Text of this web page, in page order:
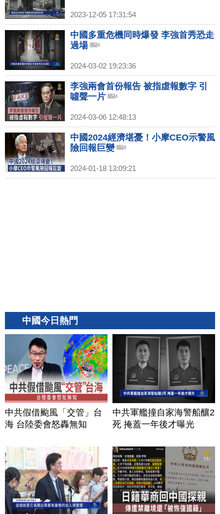
2023-12-05 17:31:54
中國多重危機同時爆發 李強首秀恐走
過場
2024-03-02 19:23:36
李強兩會首份報告 被指虛報數字 引
噓聲一片
2024-03-06 12:48:13
中國2024經濟堪憂！小摩CEO示警風
險回報巨變
2024-01-18 13:09:21
中國今日熱門
中共假借颱風「交管」台
海 台陸委會怒轟無知
中共軍艦撞自家海警船釀2
死 掩蓋一年後才曝光